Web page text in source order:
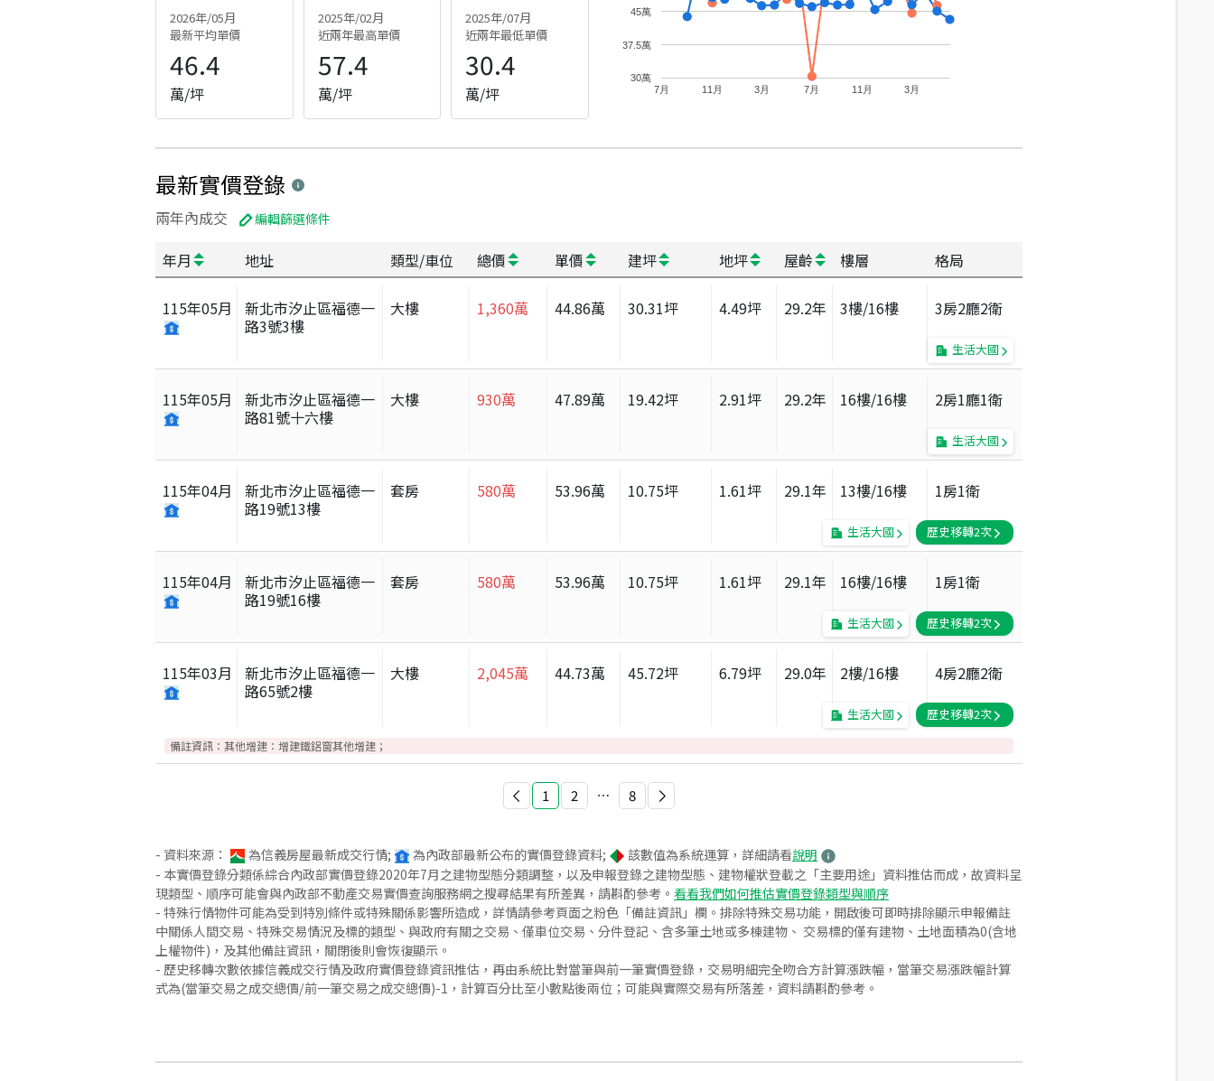
2026年/05月
最新平均單價
46.4
萬/坪
2025年/02月
近兩年最高單價
57.4
萬/坪
2025年/07月
近兩年最低單價
30.4
萬/坪 7月 11月 3月 7月 11月 3月
30萬
37.5萬
45萬
最新實價登錄
兩年內成交 編輯篩選條件
年月 地址 類型/車位 總價 單價 建坪 地坪 屋齡 樓層 格局
115年05月
新北市汐止區福德一
路3號3樓
大樓 1,360萬 44.86萬 30.31坪 4.49坪 29.2年 3樓/16樓 3房2廳2衛
生活大國
115年05月
新北市汐止區福德一
路81號十六樓
大樓 930萬 47.89萬 19.42坪 2.91坪 29.2年 16樓/16樓 2房1廳1衛
生活大國
115年04月
新北市汐止區福德一
路19號13樓
套房 580萬 53.96萬 10.75坪 1.61坪 29.1年 13樓/16樓 1房1衛
生活大國 歷史移轉2次
115年04月
新北市汐止區福德一
路19號16樓
套房 580萬 53.96萬 10.75坪 1.61坪 29.1年 16樓/16樓 1房1衛
生活大國 歷史移轉2次
115年03月
新北市汐止區福德一
路65號2樓
大樓 2,045萬 44.73萬 45.72坪 6.79坪 29.0年 2樓/16樓 4房2廳2衛
生活大國 歷史移轉2次
備註資訊： 其他增建：增建鐵鋁窗其他增建；
1 2 ⋯ 8
- 資料來源： 為信義房屋最新成交行情; 為內政部最新公布的實價登錄資料; 該數值為系統運算，詳細請看說明
- 本實價登錄分類係綜合內政部實價登錄2020年7月之建物型態分類調整，以及申報登錄之建物型態、建物權狀登載之「主要用途」資料推估而成，故資料呈
現類型、順序可能會與內政部不動產交易實價查詢服務網之搜尋結果有所差異，請斟酌參考。 看看我們如何推估實價登錄類型與順序
- 特殊行情物件可能為受到特別條件或特殊關係影響所造成，詳情請參考頁面之粉色「備註資訊」欄。排除特殊交易功能，開啟後可即時排除顯示申報備註
中關係人間交易、特殊交易情況及標的類型、與政府有關之交易、僅車位交易、分件登記、含多筆土地或多棟建物、 交易標的僅有建物、土地面積為0(含地
上權物件)，及其他備註資訊，關閉後則會恢復顯示。
- 歷史移轉次數依據信義成交行情及政府實價登錄資訊推估，再由系統比對當筆與前一筆實價登錄，交易明細完全吻合方計算漲跌幅，當筆交易漲跌幅計算
式為(當筆交易之成交總價/前一筆交易之成交總價)-1，計算百分比至小數點後兩位；可能與實際交易有所落差，資料請斟酌參考。